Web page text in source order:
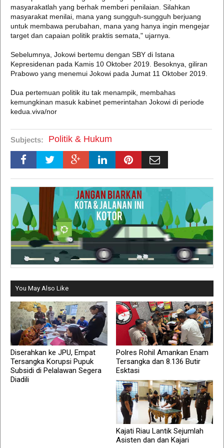
masyarakatlah yang berhak memberi penilaian. Silahkan
masyarakat menilai, mana yang sungguh-sungguh berjuang
untuk membawa perubahan, mana yang hanya ingin mengejar
target dan capaian politik praktis semata," ujarnya.
Sebelumnya, Jokowi bertemu dengan SBY di Istana
Kepresidenan pada Kamis 10 Oktober 2019. Besoknya, giliran
Prabowo yang menemui Jokowi pada Jumat 11 Oktober 2019.
Dua pertemuan politik itu tak menampik, membahas
kemungkinan masuk kabinet pemerintahan Jokowi di periode
kedua.viva/nor
Subjects: Politik & Hukum
You May Also Like
Diserahkan ke JPU, Empat
Tersangka Korupsi Pupuk
Subsidi di Pelalawan Segera
Diadili
Polres Rohil Amankan Enam
Tersangka dan 8.136 Butir
Esktasi
Kajati Riau Lantik Sejumlah
Asisten dan dan Kajari